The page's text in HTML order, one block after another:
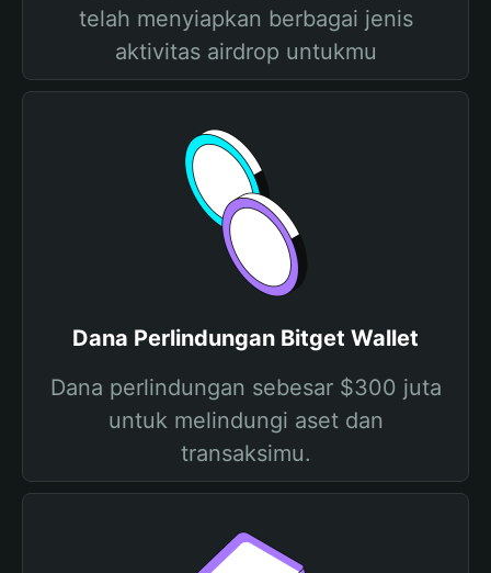
telah menyiapkan berbagai jenis
aktivitas airdrop untukmu
Dana Perlindungan Bitget Wallet
Dana perlindungan sebesar $300 juta
untuk melindungi aset dan
transaksimu.